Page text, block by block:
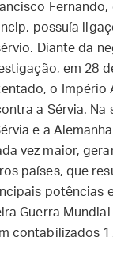
possuía
Diante da
em 28
o Império
a Sérvia. Na
e a
vez maior,
países, que
potências
Guerra Mundial
contabilizados